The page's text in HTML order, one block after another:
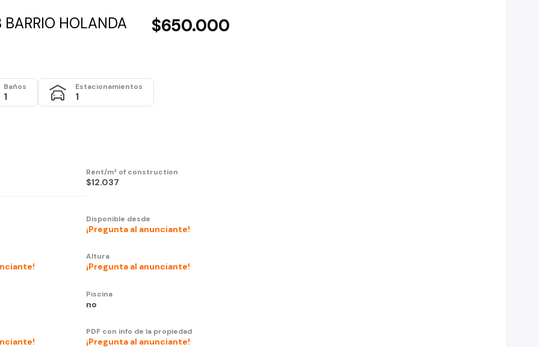
HOLANDA
$650.000
Baños
1
Estacionamientos
1
Rent/m² of construction
$12.037
Disponible desde
¡Pregunta al anunciante!
Altura
¡Pregunta al anunciante!
Piscina
no
PDF con info de la propiedad
¡Pregunta al anunciante!